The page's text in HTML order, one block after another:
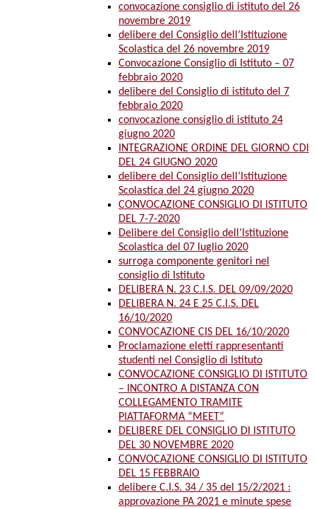
convocazione consiglio di istituto del 26
novembre 2019
delibere del Consiglio dell’Istituzione
Scolastica del 26 novembre 2019
Convocazione Consiglio di Istituto – 07
febbraio 2020
delibere del Consiglio di istituto del 7
febbraio 2020
convocazione consiglio di istituto 24
giugno 2020
INTEGRAZIONE ORDINE DEL GIORNO CDI
DEL 24 GIUGNO 2020
delibere del Consiglio dell’Istituzione
Scolastica del 24 giugno 2020
CONVOCAZIONE CONSIGLIO DI ISTITUTO
DEL 7-7-2020
Delibere del Consiglio dell’Istituzione
Scolastica del 07 luglio 2020
surroga componente genitori nel
consiglio di Istituto
DELIBERA N. 23 C.I.S. DEL 09/09/2020
DELIBERA N. 24 E 25 C.I.S. DEL
16/10/2020
CONVOCAZIONE CIS DEL 16/10/2020
Proclamazione eletti rappresentanti
studenti nel Consiglio di Istituto
CONVOCAZIONE CONSIGLIO DI ISTITUTO
– INCONTRO A DISTANZA CON
COLLEGAMENTO TRAMITE
PIATTAFORMA “MEET”
DELIBERE DEL CONSIGLIO DI ISTITUTO
DEL 30 NOVEMBRE 2020
CONVOCAZIONE CONSIGLIO DI ISTITUTO
DEL 15 FEBBRAIO
delibere C.I.S. 34 / 35 del 15/2/2021 :
approvazione PA 2021 e minute spese